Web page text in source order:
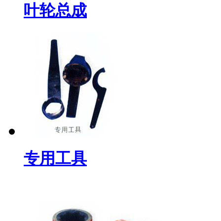
叶轮总成
专用工具